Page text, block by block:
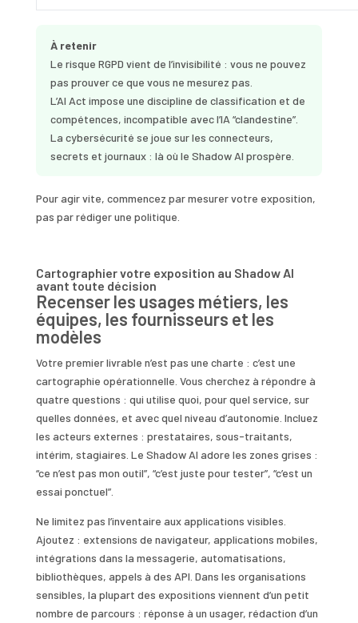
À retenir
Le risque RGPD vient de l’invisibilité : vous ne pouvez
pas prouver ce que vous ne mesurez pas.
L’AI Act impose une discipline de classification et de
compétences, incompatible avec l’IA “clandestine”.
La cybersécurité se joue sur les connecteurs,
secrets et journaux : là où le Shadow AI prospère.
Pour agir vite, commencez par mesurer votre exposition,
pas par rédiger une politique.
Cartographier votre exposition au Shadow AI
avant toute décision
Recenser les usages métiers, les
équipes, les fournisseurs et les
modèles
Votre premier livrable n’est pas une charte : c’est une
cartographie opérationnelle. Vous cherchez à répondre à
quatre questions : qui utilise quoi, pour quel service, sur
quelles données, et avec quel niveau d’autonomie. Incluez
les acteurs externes : prestataires, sous-traitants,
intérim, stagiaires. Le Shadow AI adore les zones grises :
“ce n’est pas mon outil”, “c’est juste pour tester”, “c’est un
essai ponctuel”.
Ne limitez pas l’inventaire aux applications visibles.
Ajoutez : extensions de navigateur, applications mobiles,
intégrations dans la messagerie, automatisations,
bibliothèques, appels à des API. Dans les organisations
sensibles, la plupart des expositions viennent d’un petit
nombre de parcours : réponse à un usager, rédaction d’un